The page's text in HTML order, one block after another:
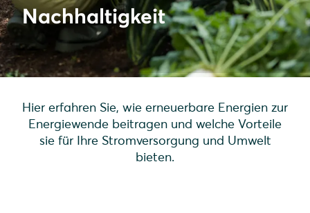
Nachhaltigkeit
Hier erfahren Sie, wie erneuerbare Energien zur
Energiewende beitragen und welche Vorteile
sie für Ihre Stromversorgung und Umwelt
bieten.